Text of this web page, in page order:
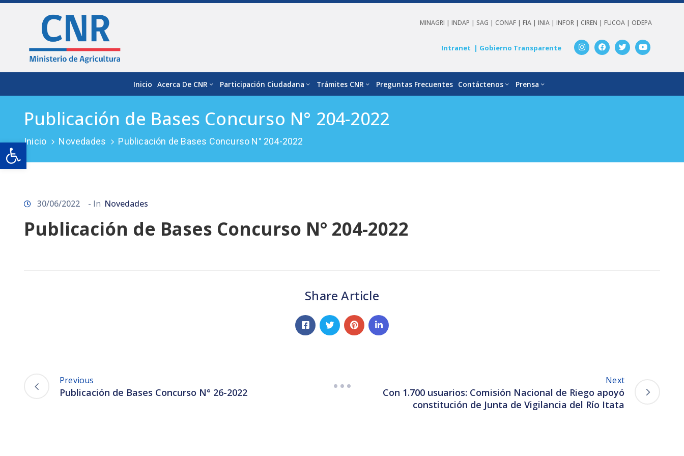
Open toolbar
MINAGRI |INDAP | SAG | CONAF |FIA |INIA |INFOR | CIREN |FUCOA | ODEPA
Intranet | Gobierno Transparente
Inicio Acerca De CNR Participación Ciudadana Trámites CNR Preguntas Frecuentes Contáctenos Prensa
Publicación de Bases Concurso N° 204-2022
Inicio Novedades Publicación de Bases Concurso N° 204-2022
30/06/2022 - In Novedades
Publicación de Bases Concurso N° 204-2022
Share Article
Previous
Publicación de Bases Concurso N° 26-2022
Next
Con 1.700 usuarios: Comisión Nacional de Riego apoyó
constitución de Junta de Vigilancia del Río Itata